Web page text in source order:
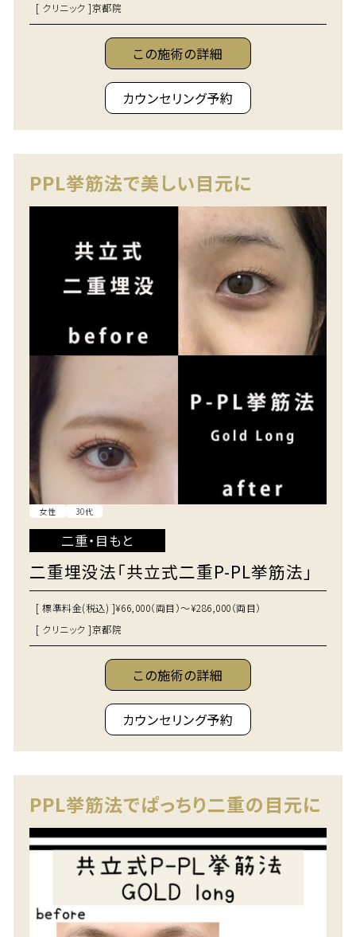
[ クリニック ]京都院
この施術の詳細
カウンセリング予約
PPL挙筋法で美しい目元に
女性 30代
二重・目もと
二重埋没法「共立式二重P-PL挙筋法」
[ 標準料金(税込) ]¥66,000（両目）～¥286,000（両目）
[ クリニック ]京都院
この施術の詳細
カウンセリング予約
PPL挙筋法でぱっちり二重の目元に